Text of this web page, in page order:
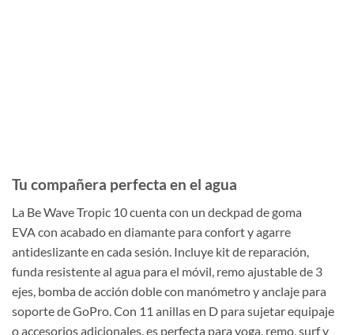
Tu compañera perfecta en el agua
La Be Wave Tropic 10 cuenta con un deckpad de goma
EVA con acabado en diamante para confort y agarre
antideslizante en cada sesión. Incluye kit de reparación,
funda resistente al agua para el móvil, remo ajustable de 3
ejes, bomba de acción doble con manómetro y anclaje para
soporte de GoPro. Con 11 anillas en D para sujetar equipaje
o accesorios adicionales, es perfecta para yoga, remo, surf y